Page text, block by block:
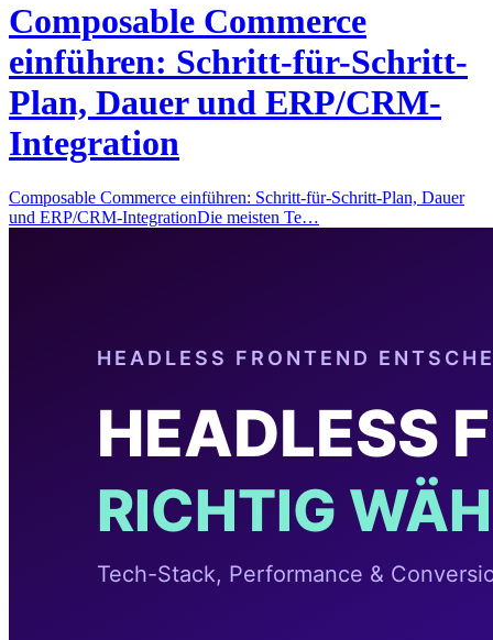
Composable Commerce
einführen: Schritt-für-Schritt-
Plan, Dauer und ERP/CRM-
Integration
Composable Commerce einführen: Schritt-für-Schritt-Plan, Dauer
und ERP/CRM-IntegrationDie meisten Te…